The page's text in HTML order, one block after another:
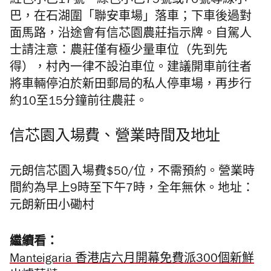
巴，在石湖圍「聯安車場」落車；下車後過對
面馬路，沿途會有信芯園農莊指示牌。自駕人
士請注意：農莊僅有極少量車位（先到先
得），村內一律不設泊車位。建議開車前往者
將車輛停泊於新田郵局的私人停車場，再步行
約10至15分鐘前往農莊。
信芯園入場費、營業時間及地址
元朗信芯園入場費$50/位，不需預約。營業時
間約為早上9時至下午7時，全年無休。地址：
元朗新田小磡村
繼續看：
Manteigaria 香港店六月開幕免費派300個新鮮